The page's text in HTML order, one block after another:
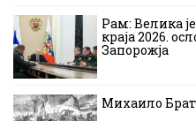
Рам: Велика
краја 2026.
Запорожја
Михаило